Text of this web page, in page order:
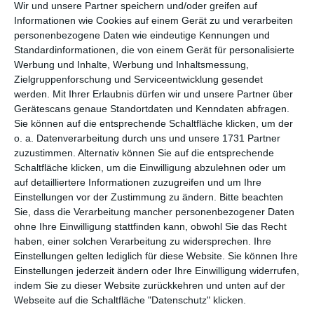
Wir und unsere Partner speichern und/oder greifen auf
Informationen wie Cookies auf einem Gerät zu und verarbeiten
personenbezogene Daten wie eindeutige Kennungen und
Standardinformationen, die von einem Gerät für personalisierte
Werbung und Inhalte, Werbung und Inhaltsmessung,
Zielgruppenforschung und Serviceentwicklung gesendet
werden.
Mit Ihrer Erlaubnis dürfen wir und unsere Partner über
Gerätescans genaue Standortdaten und Kenndaten abfragen.
Sie können auf die entsprechende Schaltfläche klicken, um der
o. a. Datenverarbeitung durch uns und unsere 1731 Partner
zuzustimmen. Alternativ können Sie auf die entsprechende
Schaltfläche klicken, um die Einwilligung abzulehnen oder um
auf detailliertere Informationen zuzugreifen und um Ihre
Einstellungen vor der Zustimmung zu ändern.
Bitte beachten
Sie, dass die Verarbeitung mancher personenbezogener Daten
ohne Ihre Einwilligung stattfinden kann, obwohl Sie das Recht
haben, einer solchen Verarbeitung zu widersprechen. Ihre
Einstellungen gelten lediglich für diese Website. Sie können Ihre
Einstellungen jederzeit ändern oder Ihre Einwilligung widerrufen,
indem Sie zu dieser Website zurückkehren und unten auf der
Webseite auf die Schaltfläche "Datenschutz" klicken.
TEILEN
Facebook, Twitter, WhatsApp, ...
WEITERE KARTEN IN DIESEN
KATEGORIEN ANSEHEN
Schule und Studium
Freizeit
Urlaub